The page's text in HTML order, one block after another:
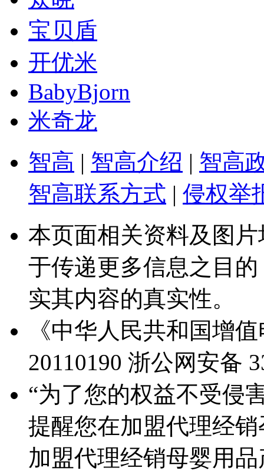
宝贝盾
开优米
BabyBjorn
米奇龙
智高 | 智高介绍 | 智高
智高联系方式 | 侵权举
本页面相关资料及图
于传递更多信息之目
实其内容的真实性。
《中华人民共和国增
20110190 浙公网安备
“为了您的权益不受侵
提醒您在加盟代理经
加盟代理经销母婴用